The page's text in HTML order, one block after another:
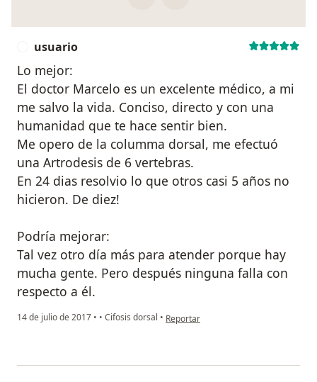
usuario
Lo mejor:
El doctor Marcelo es un excelente médico, a mi
me salvo la vida. Conciso, directo y con una
humanidad que te hace sentir bien.
Me opero de la columma dorsal, me efectuó
una Artrodesis de 6 vertebras.
En 24 dias resolvio lo que otros casi 5 años no
hicieron. De diez!
Podría mejorar:
Tal vez otro día más para atender porque hay
mucha gente. Pero después ninguna falla con
respecto a él.
14 de julio de 2017 • • Cifosis dorsal • en opinión del usuario usuario
Reportar